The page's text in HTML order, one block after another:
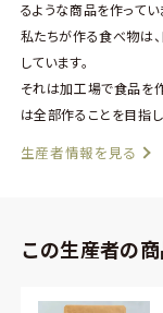
るような商品を作ってい
私たちが作る食べ物は
しています。
それは加工場で食品を
は全部作ることを目指し
生産者情報を見る
この生産者の